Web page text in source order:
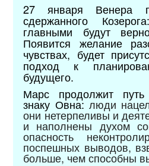
27 января Венера
сдержанного
главными будут
Появится желание
чувствах, будет
подход к
будущего.
Марс продолжит путь
знаку Овна: люди
они нетерпеливы и
и наполнены духом
опасность
поспешных выводов,
больше, чем способны